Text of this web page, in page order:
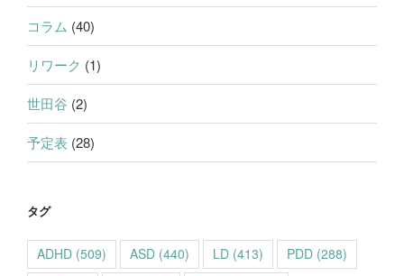
コラム (40)
リワーク (1)
世田谷 (2)
予定表 (28)
タグ
ADHD (509) ASD (440) LD (413) PDD (288)